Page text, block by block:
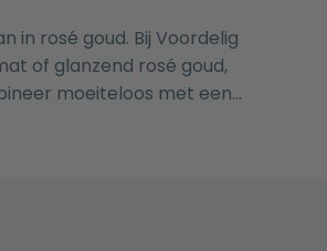
rosé goud. Bij Voordelig
of glanzend rosé goud,
moeiteloos met een